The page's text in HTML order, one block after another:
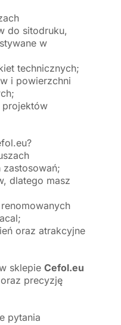
do sitodruku,
w
technicznych;
i powierzchni
projektów
dlatego masz
oraz atrakcyjne
sklepie Cefol.eu
precyzję
pytania